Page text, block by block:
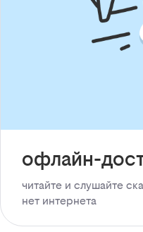
офлайн-
читайте и слушайте
нет интернета